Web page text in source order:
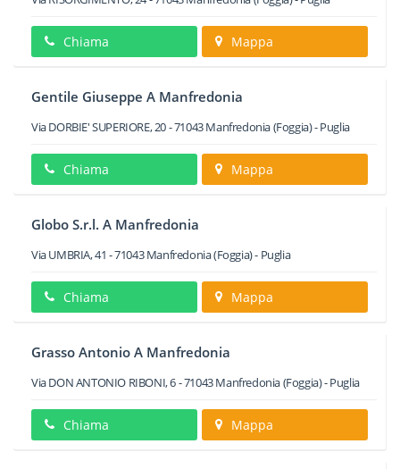
Chiama Mappa
Gentile Giuseppe A Manfredonia
Via DORBIE' SUPERIORE, 20-71043Manfredonia(Foggia) -Puglia
Chiama Mappa
Globo S.r.l. A Manfredonia
Via UMBRIA, 41 -71043 Manfredonia(Foggia) - Puglia
Chiama Mappa
Grasso Antonio A Manfredonia
Via DON ANTONIO RIBONI, 6-71043Manfredonia(Foggia) -Puglia
Chiama Mappa